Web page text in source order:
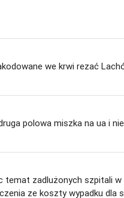
we krwi rezać
polowa miszka na ua i
temat zadlużonych szpitali
ze koszty wypadku